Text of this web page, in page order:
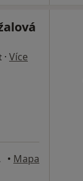
· Více
Zlín • Mapa